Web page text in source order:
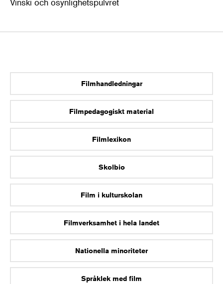
Filmhandledningar
Filmpedagogiskt material
Filmlexikon
Skolbio
Film i kulturskolan
Filmverksamhet i hela landet
Nationella minoriteter
Språklek med film